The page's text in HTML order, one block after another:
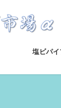
塩ビパイ